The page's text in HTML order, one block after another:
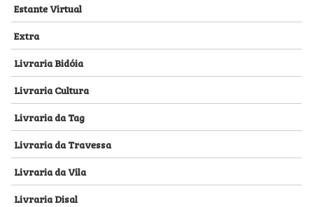
Estante Virtual
Extra
Livraria Bidóia
Livraria Cultura
Livraria da Tag
Livraria da Travessa
Livraria da Vila
Livraria Disal